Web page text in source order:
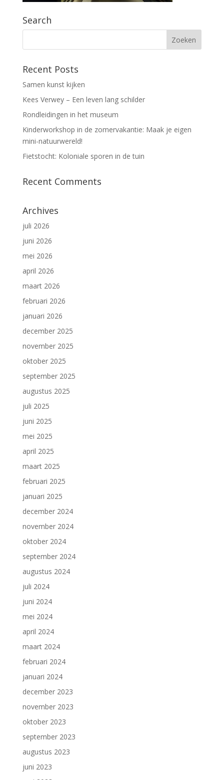
Search
Recent Posts
Samen kunst kijken
Kees Verwey – Een leven lang schilder
Rondleidingen in het museum
Kinderworkshop in de zomervakantie: Maak je eigen
mini-natuurwereld!
Fietstocht: Koloniale sporen in de tuin
Recent Comments
Archives
juli 2026
juni 2026
mei 2026
april 2026
maart 2026
februari 2026
januari 2026
december 2025
november 2025
oktober 2025
september 2025
augustus 2025
juli 2025
juni 2025
mei 2025
april 2025
maart 2025
februari 2025
januari 2025
december 2024
november 2024
oktober 2024
september 2024
augustus 2024
juli 2024
juni 2024
mei 2024
april 2024
maart 2024
februari 2024
januari 2024
december 2023
november 2023
oktober 2023
september 2023
augustus 2023
juni 2023